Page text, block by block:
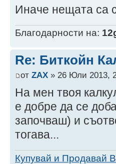
Иначе нещата са
Благодарности на:
Re: Биткойн
от ZAX » 26 Юли 2013,
На мен твоя
е добре да се
започваш) и
тогава...
Купувай и Продавай